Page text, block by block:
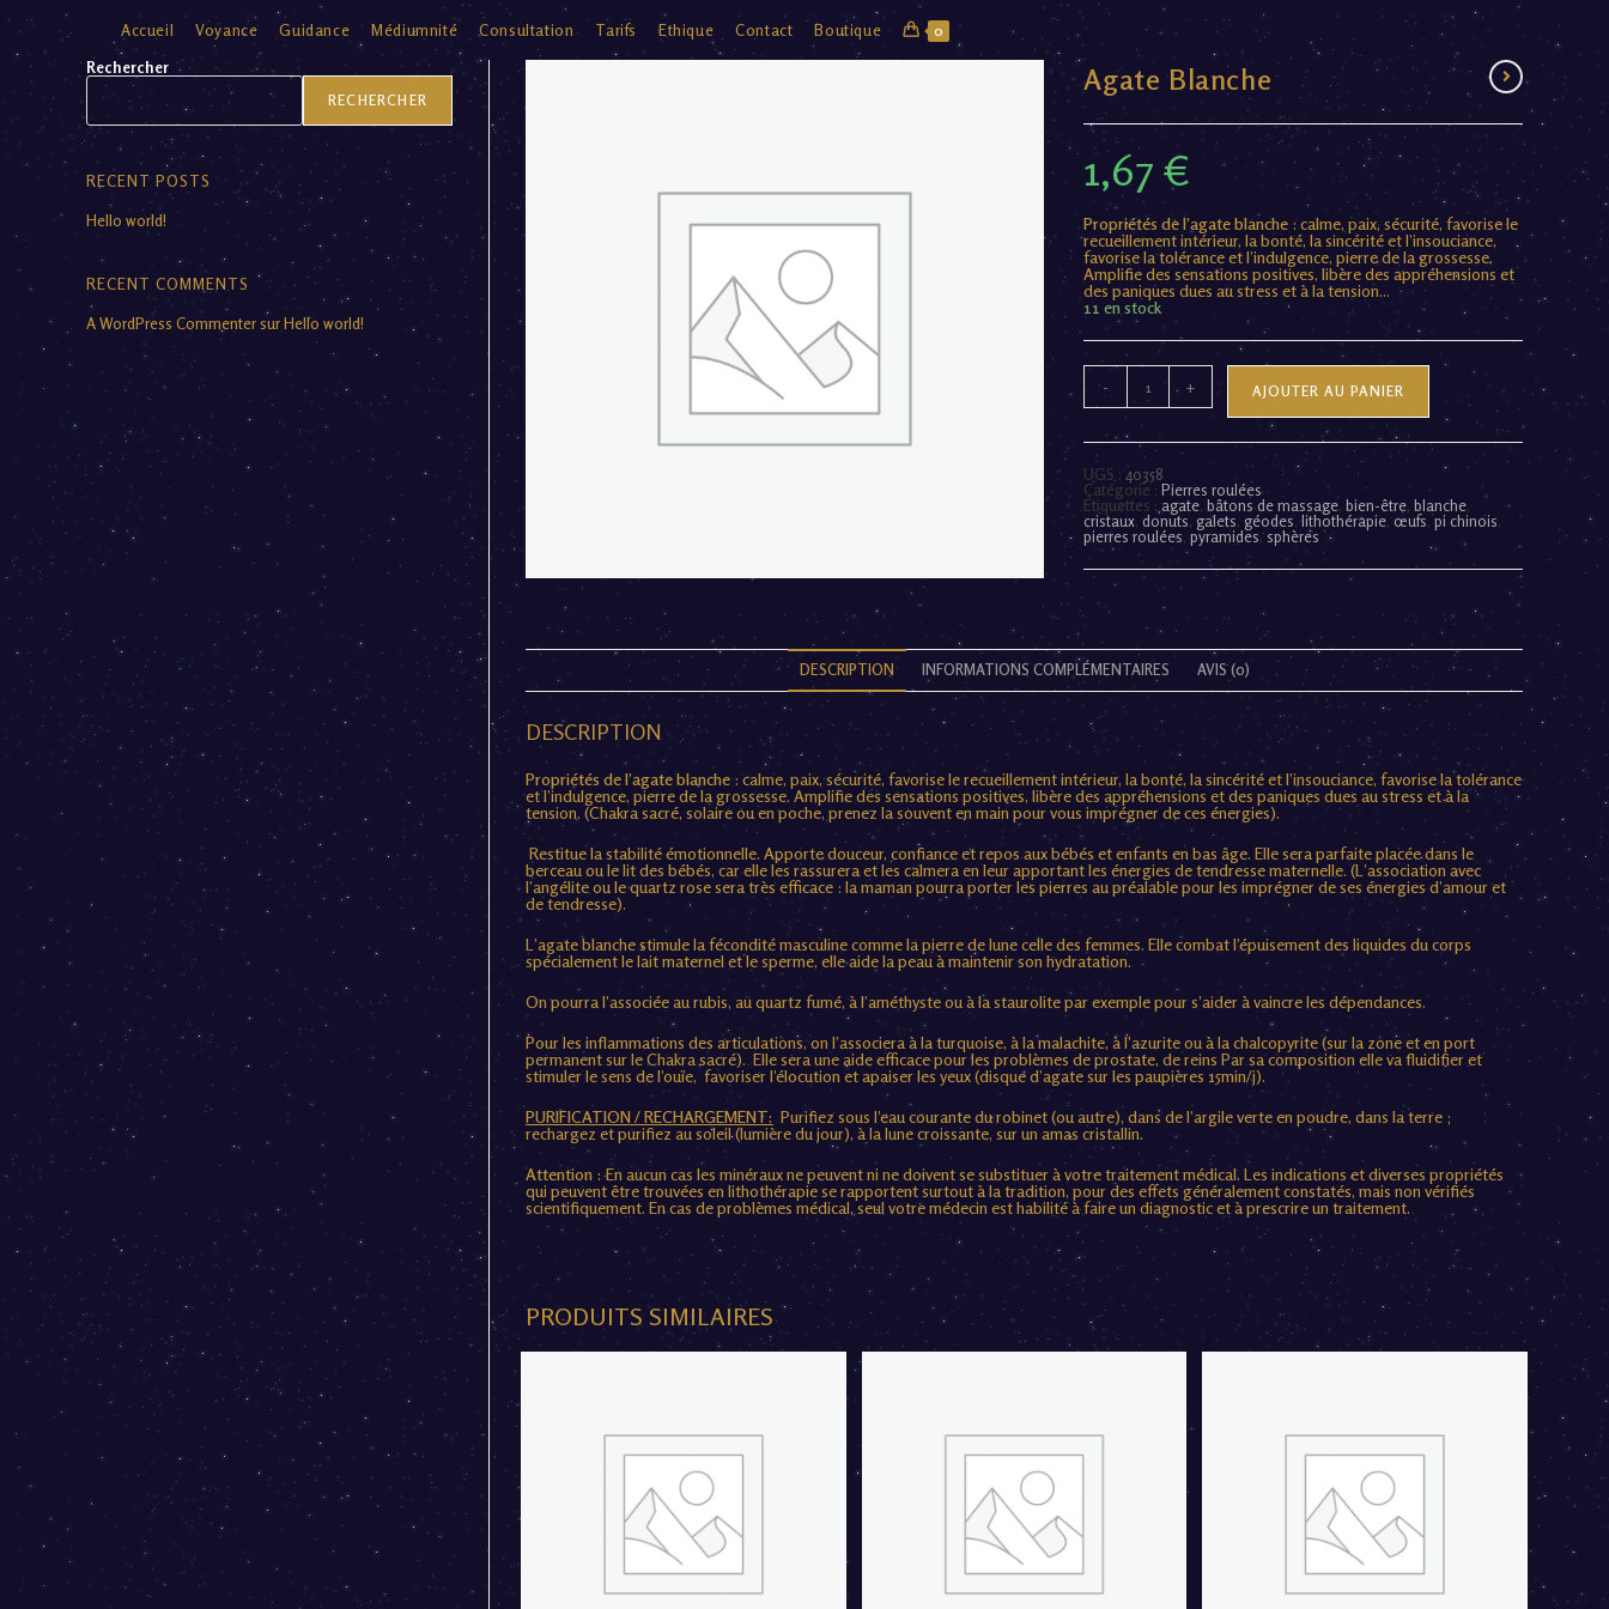
Accueil Voyance Guidance Médiumnité Consultation Tarifs Ethique Contact Boutique 0
Agate Blanche
1,67 €
Propriétés de l’agate blanche : calme, paix, sécurité, favorise le
recueillement intérieur, la bonté, la sincérité et l’insouciance,
favorise la tolérance et l’indulgence, pierre de la grossesse.
Amplifie des sensations positives, libère des appréhensions et
des paniques dues au stress et à la tension…
11 en stock
- + AJOUTER AU PANIER
UGS : 40358
Catégorie :Pierres roulées
Étiquettes : agate,bâtons de massage,bien-être,blanche,
cristaux, donuts, galets, géodes,lithothérapie, œufs,pi chinois,
pierres roulées,pyramides,sphères
DESCRIPTION INFORMATIONS COMPLÉMENTAIRES AVIS (0)
DESCRIPTION
Propriétés de l’agate blanche: calme, paix, sécurité, favorise le recueillement intérieur, la bonté, la sincérité et l’insouciance, favorise la tolérance
et l’indulgence, pierre de la grossesse. Amplifie des sensations positives, libère des appréhensions et des paniques dues au stress et à la
tension. (Chakra sacré, solaire ou en poche, prenez la souvent en main pour vous imprégner de ces énergies).
Restitue la stabilité émotionnelle. Apporte douceur, confiance et repos aux bébés et enfants en bas âge. Elle sera parfaite placée dans le
berceau ou le lit des bébés, car elle les rassurera et les calmera en leur apportant les énergies de tendresse maternelle. (L’association avec
l’angélite ou le quartz rose sera très efficace : la maman pourra porter les pierres au préalable pour les imprégner de ses énergies d’amour et
de tendresse).
L’agate blanche stimule la fécondité masculine comme la pierre de lune celle des femmes. Elle combat l’épuisement des liquides du corps
spécialement le lait maternel et le sperme, elle aide la peau à maintenir son hydratation.
On pourra l’associée au rubis, au quartz fumé, à l’améthyste ou à la staurolite par exemple pour s’aider à vaincre les dépendances.
Pour les inflammations des articulations, on l’associera à la turquoise, à la malachite, à l’azurite ou à la chalcopyrite (sur la zone et en port
permanent sur le Chakra sacré). Elle sera une aide efficace pour les problèmes de prostate, de reins Par sa composition elle va fluidifier et
stimuler le sens de l’ouïe, favoriser l’élocution et apaiser les yeux (disque d’agate sur les paupières 15min/j).
PURIFICATION / RECHARGEMENT: Purifiez sous l’eau courante du robinet (ou autre), dans de l’argile verte en poudre, dans la terre ;
rechargez et purifiez au soleil (lumière du jour), à la lune croissante, sur un amas cristallin.
Attention :En aucun cas les minéraux ne peuvent ni ne doivent se substituer à votre traitement médical. Les indications et diverses propriétés
qui peuvent être trouvées en lithothérapie se rapportent surtout à la tradition, pour des effets généralement constatés, mais non vérifiés
scientifiquement. En cas de problèmes médical, seul votre médecin est habilité à faire un diagnostic et à prescrire un traitement.
PRODUITS SIMILAIRES
Rechercher
RECHERCHER
RECENT POSTS
Hello world!
RECENT COMMENTS
A WordPress Commenter surHello world!